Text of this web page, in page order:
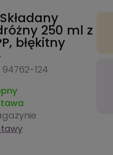
250 ml z
błękitny
124